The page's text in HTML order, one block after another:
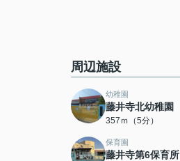
周辺施設
幼稚園
藤井寺北幼稚園
357ｍ（5分）
保育園
藤井寺第6保育所